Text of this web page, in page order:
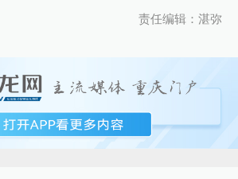
责任编辑：湛弥